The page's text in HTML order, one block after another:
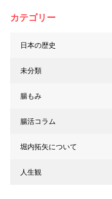
カテゴリー
日本の歴史
未分類
腸もみ
腸活コラム
堀内拓矢について
人生観